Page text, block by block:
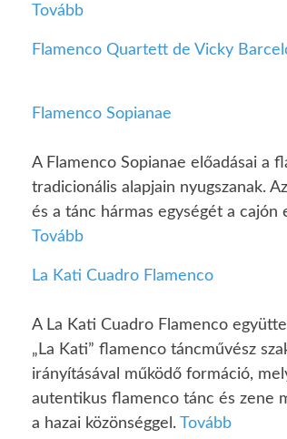
Tovább
Flamenco Quartett de Vicky
Flamenco Sopianae
A Flamenco Sopianae előadásai a
tradicionális alapjain nyugszanak.
és a tánc hármas egységét a cajón
Tovább
La Kati Cuadro Flamenco
A La Kati Cuadro Flamenco
„La Kati” flamenco táncművész
irányításával működő formáció,
autentikus flamenco tánc és zene
a hazai közönséggel. Tovább